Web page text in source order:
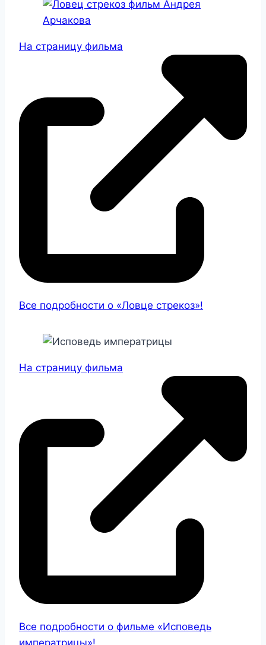
На страницу фильма
Все подробности о «Ловце стрекоз»!
На страницу фильма
Все подробности о фильме «Исповедь
императрицы»!